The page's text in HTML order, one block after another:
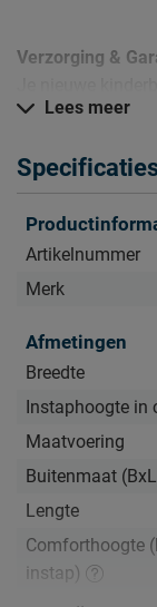
Verzorging &
én schoon
‘Goed om te
Lees meer
Artikelnummer
Merk
Afmetingen
Breedte
Instaphoogte in
Maatvoering
Buitenmaat
Lengte
Comforthoogte
instap)